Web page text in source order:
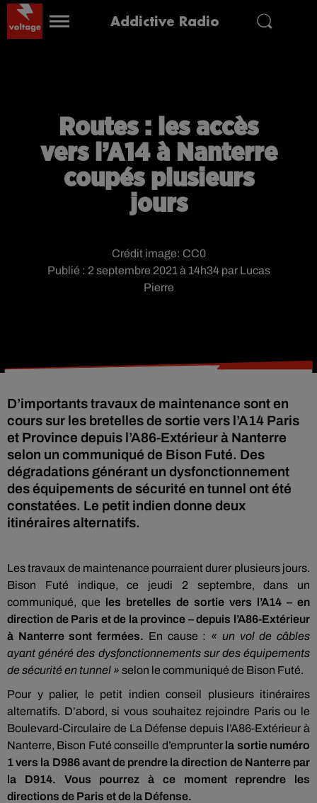
Addictive Radio
Routes : les accès
vers l’A14 à Nanterre
coupés plusieurs
jours
Publié : 2 septembre 2021 à 14h34 par Lucas
Pierre
Crédit image: CC0
D’importants travaux de maintenance sont en
cours sur les bretelles de sortie vers l’A14 Paris
et Province depuis l’A86-Extérieur à Nanterre
selon un communiqué de Bison Futé. Des
dégradations générant un dysfonctionnement
des équipements de sécurité en tunnel ont été
constatées. Le petit indien donne deux
itinéraires alternatifs.
Les travaux de maintenance pourraient durer plusieurs jours.
Bison Futé indique, ce jeudi 2 septembre, dans un
communiqué, que les bretelles de sortie vers l’A14 – en
direction de Paris et de la province – depuis l’A86-Extérieur
à Nanterre sont fermées. En cause : « un vol de câbles
ayant généré des dysfonctionnements sur des équipements
de sécurité en tunnel » selon le communiqué de Bison Futé.
Pour y palier, le petit indien conseil plusieurs itinéraires
alternatifs. D’abord, si vous souhaitez rejoindre Paris ou le
Boulevard-Circulaire de La Défense depuis l’A86-Extérieur à
Nanterre, Bison Futé conseille d’emprunter la sortie numéro
1 vers la D986 avant de prendre la direction de Nanterre par
la D914. Vous pourrez à ce moment reprendre les
directions de Paris et de la Défense.